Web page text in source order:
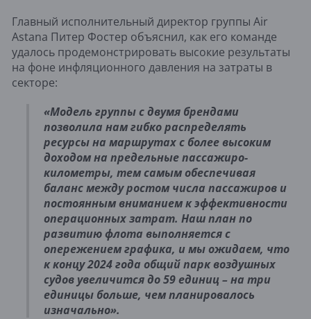
Главный исполнительный директор группы Air
Astana Питер Фостер объяснил, как его команде
удалось продемонстрировать высокие результаты
на фоне инфляционного давления на затраты в
секторе:
«Модель группы с двумя брендами
позволила нам гибко распределять
ресурсы на маршрутах с более высоким
доходом на предельные пассажиро-
километры, тем самым обеспечивая
баланс между ростом числа пассажиров и
постоянным вниманием к эффективности
операционных затрат. Наш план по
развитию флота выполняется с
опережением графика, и мы ожидаем, что
к концу 2024 года общий парк воздушных
судов увеличится до 59 единиц – на три
единицы больше, чем планировалось
изначально».